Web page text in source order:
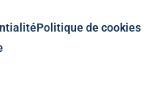
Politique de cookies